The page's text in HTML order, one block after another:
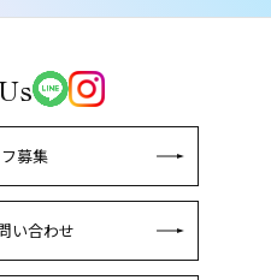
募集
い合わせ